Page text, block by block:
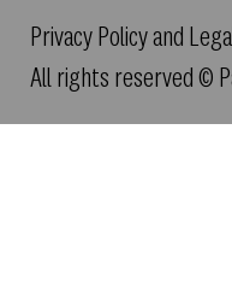
Privacy Policy and
All rights reserved ©